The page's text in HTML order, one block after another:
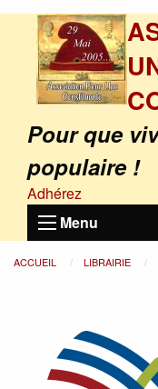
Pour que
populaire !
Adhérez
Menu
ACCUEIL LIBRAIRIE